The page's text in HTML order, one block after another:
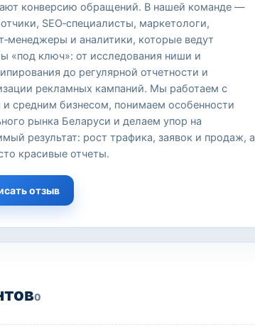
конверсию обращений. В нашей команде —
SEO‑специалисты, маркетологи,
и аналитики, которые ведут
«под ключ»: от исследования ниши и
до регулярной отчетности и
рекламных кампаний. Мы работаем с
средним бизнесом, понимаем особенности
рынка Беларуси и делаем упор на
результат: рост трафика, заявок и продаж, а
красивые отчеты.
отзыв
0